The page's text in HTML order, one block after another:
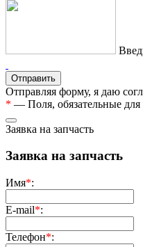
Отправляя форму, я даю
* — Поля, обязательные для
Заявка на запчасть
Заявка на запчасть
Имя*:
E-mail*:
Телефон*: